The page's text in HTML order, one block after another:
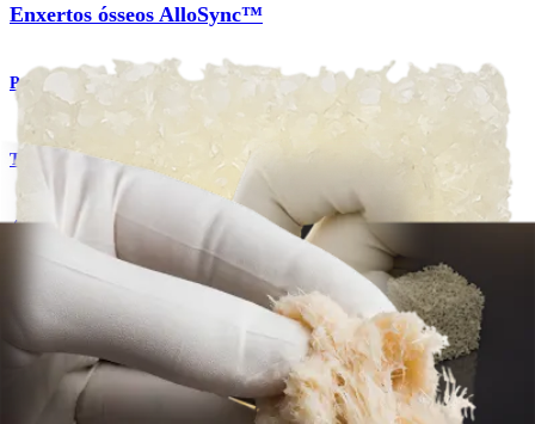
Enxertos ósseos AlloSync™
Produto
Traumatismo - Extremidades superiores
AlloSync™ Bone Grafts
Como podemos ajudar?
Contacte um representante
Veja eventos, laboratórios e oportunidades educacionais
Inscreva-se para receber: O que há de novo na Arthrex?
Conecte-se conosco